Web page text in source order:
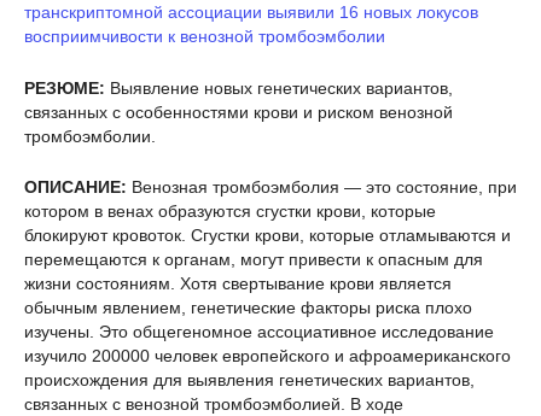
транскриптомной ассоциации выявили 16 новых локусов
восприимчивости к венозной тромбоэмболии
РЕЗЮМЕ: Выявление новых генетических вариантов,
связанных с особенностями крови и риском венозной
тромбоэмболии.
ОПИСАНИЕ: Венозная тромбоэмболия — это состояние, при
котором в венах образуются сгустки крови, которые
блокируют кровоток. Сгустки крови, которые отламываются и
перемещаются к органам, могут привести к опасным для
жизни состояниям. Хотя свертывание крови является
обычным явлением, генетические факторы риска плохо
изучены. Это общегеномное ассоциативное исследование
изучило 200000 человек европейского и афроамериканского
происхождения для выявления генетических вариантов,
связанных с венозной тромбоэмболией. В ходе